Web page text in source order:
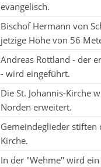
evangelisch.
Bischof Hermann von
jetzige Höhe von 56
Andreas Rottland - der
- wird eingeführt.
Die St. Johannis-Kirche
Norden erweitert.
Gemeindeglieder
Kirche.
In der "Wehme" wird